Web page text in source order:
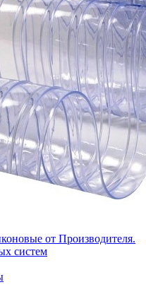
от Производителя.
систем